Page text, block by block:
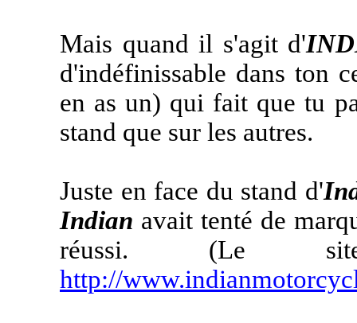
Mais quand il s'agit d'
d'indéfinissable dans ton
en as un) qui fait que tu
stand que sur les autres.
Juste en face du stand d'
Indian avait tenté de
réussi. (Le
http://